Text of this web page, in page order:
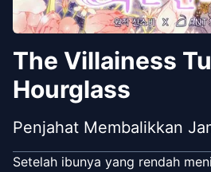
The Villainess
Hourglass
Penjahat Membalikkan
Setelah ibunya yang rendah